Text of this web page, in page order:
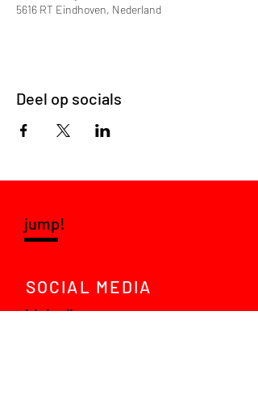
5616 RT Eindhoven, Nederland
Deel op socials
jump!
SOCIAL MEDIA
LinkedIn